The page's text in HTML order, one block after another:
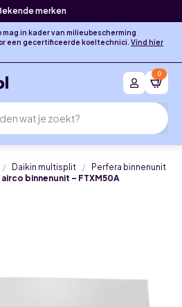
merken
in kader van milieubescherming
een gecertificeerde koeltechnici. Vind hier
0
Daikin multisplit
Perfera binnenunit
airco binnenunit – FTXM50A